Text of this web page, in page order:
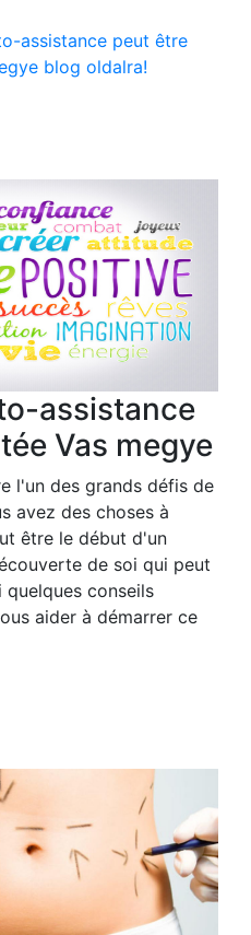
assistance peut être
blog oldalra!
assistance
Vas megye
l'un des grands défis de
avez des choses à
être le début d'un
de soi qui peut
conseils
aider à démarrer ce